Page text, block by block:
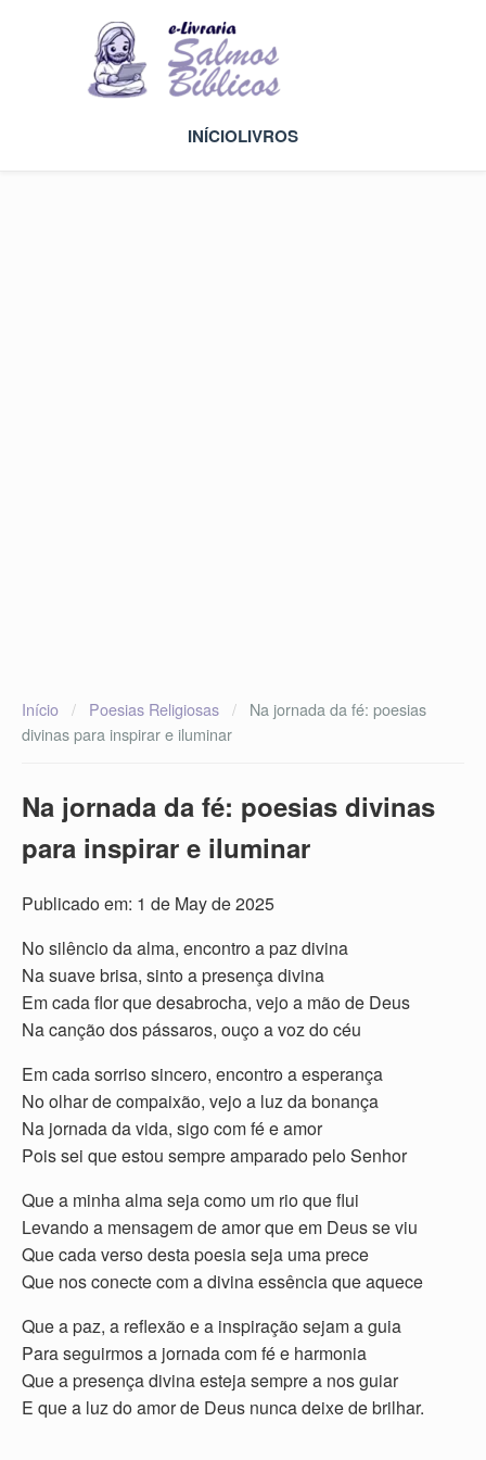
INÍCIOLIVROS
Início / Poesias Religiosas /
Na jornada da fé: poesias
divinas para inspirar e iluminar
Na jornada da fé: poesias divinas
para inspirar e iluminar
Publicado em: 1 de May de 2025
No silêncio da alma, encontro a paz divina
Na suave brisa, sinto a presença divina
Em cada flor que desabrocha, vejo a mão de Deus
Na canção dos pássaros, ouço a voz do céu
Em cada sorriso sincero, encontro a esperança
No olhar de compaixão, vejo a luz da bonança
Na jornada da vida, sigo com fé e amor
Pois sei que estou sempre amparado pelo Senhor
Que a minha alma seja como um rio que flui
Levando a mensagem de amor que em Deus se viu
Que cada verso desta poesia seja uma prece
Que nos conecte com a divina essência que aquece
Que a paz, a reflexão e a inspiração sejam a guia
Para seguirmos a jornada com fé e harmonia
Que a presença divina esteja sempre a nos guiar
E que a luz do amor de Deus nunca deixe de brilhar.